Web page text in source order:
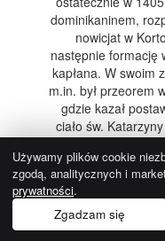
dominikaninem,
nowicjat w
następnie formację
kapłana. W swoim
m.in. był przeorem
gdzie kazał
ciało św.
budowę klasztoru
bibliotekę
jest za pierwszą
Eugeniusz IV,
arcybiskupem
Używamy plików cookie
zgodą, analitycznych i
prywatności.
Zgadzam się